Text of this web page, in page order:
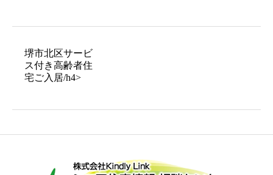
堺市北区サービ
ス付き高齢者住
宅ご入居/h4>